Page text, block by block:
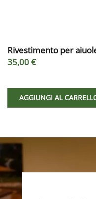
Rivestimento per
35,00 €
AGGIUNGI AL